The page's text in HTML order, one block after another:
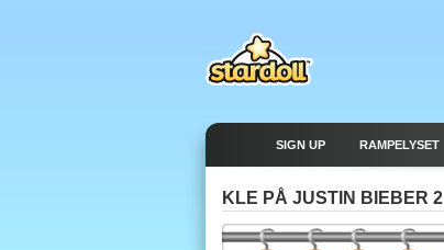
SIGN UP RAMPELYSET
KLE PÅ JUSTIN BIEBER 2